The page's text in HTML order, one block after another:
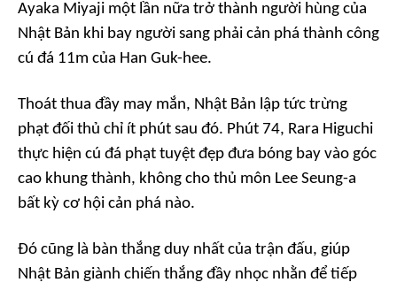
Ayaka Miyaji một lần nữa trở thành người hùng của
Nhật Bản khi bay người sang phải cản phá thành công
cú đá 11m của Han Guk-hee.
Thoát thua đầy may mắn, Nhật Bản lập tức trừng
phạt đối thủ chỉ ít phút sau đó. Phút 74, Rara Higuchi
thực hiện cú đá phạt tuyệt đẹp đưa bóng bay vào góc
cao khung thành, không cho thủ môn Lee Seung-a
bất kỳ cơ hội cản phá nào.
Đó cũng là bàn thắng duy nhất của trận đấu, giúp
Nhật Bản giành chiến thắng đầy nhọc nhằn để tiếp